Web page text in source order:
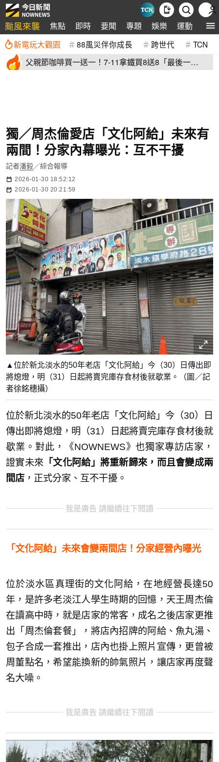
颱風來襲 焦點 即時 要聞 專題 娛樂 運動 全球
新電玩大觀園 88風災伴你成長 跨世代 TCN
父親節咖啡買一送一！7-11拿鐵買8送8「最後一
獨／周杰倫愛店「文化阿給」未來有
兩間！分家內幕曝光：互不干擾
記者潘毅／綜合報導
2026-01-30 18:52:12
2026-01-30 20:21:59
▲位於新北淡水的50年老店「文化阿給」今（30）日傳出即
將熄燈，明（31）日起將賣完庫存食材後就歇業。（圖／記
者徐銘穗攝）
位於新北淡水的50年老店「文化阿給」今（30）日
傳出即將熄燈，明（31）日起將賣完庫存食材後就
歇業。對此，《NOWNEWS》也獨家專訪店家，
證實未來 「文化阿給」將重新歸來，而且會變成兩
間店 ，正式分家、互不干擾。
我是廣告 請繼續往下閱讀
「文化阿給」未來會變兩間店！分家經營內曝光
位於淡水區真理街的文化阿給，在地經營長達50
年，是許多老淡江人學生時期的回憶，天王周杰倫
在讀高中時，就是店家的常客，成名之後店家更推
出「周杰倫套餐」，將店內招牌的阿給、魚丸湯、
包子合成一套推出，店內也掛上照片宣傳，更曾被
周董點名，希望能換新的帥氣照片，讓店家再度聲
名大噪。
我是廣告 請繼續往下閱讀